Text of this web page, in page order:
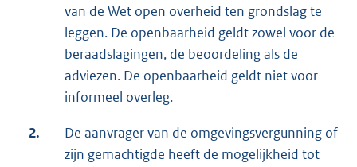
van de Wet open overheid ten grondslag te
leggen. De openbaarheid geldt zowel voor de
beraadslagingen, de beoordeling als de
adviezen. De openbaarheid geldt niet voor
informeel overleg.
2.
De aanvrager van de omgevingsvergunning of
zijn gemachtigde heeft de mogelijkheid tot